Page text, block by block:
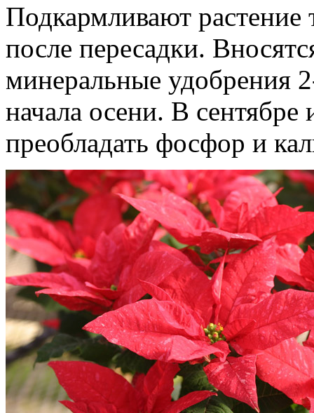
Подкармливают
после пересадки.
минеральные удобрения
начала осени. В
преобладать фосфор и